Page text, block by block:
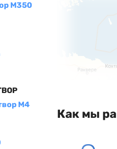
М350
М4
Как мы